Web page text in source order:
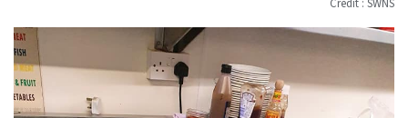
Crédit : SWNS